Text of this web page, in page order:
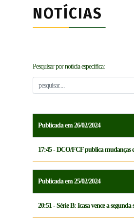
NOTÍCIAS
Pesquisar por notícia específica:
Publicada em 26/02/2024
17:45 - DCO/FCF publica mudanças
Publicada em 25/02/2024
20:51 - Série B: Icasa vence a